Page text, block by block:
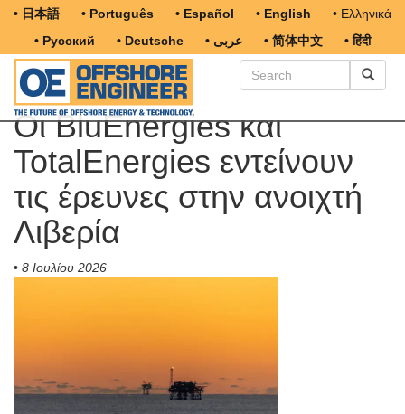
• 日本語 • Português • Español • English
• Ελληνικά
• Русский
• Deutsche • عربى • 简体中文 • हिंदी
Οι BluEnergies και
TotalEnergies εντείνουν
τις έρευνες στην ανοιχτή
Λιβερία
• 8 Ιουλίου 2026